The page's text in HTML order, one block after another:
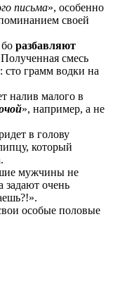
письма», особенно
своей
разбавляют
смесь
сто грамм водки на
налив малого в
», например, а не
в голову
который
мужчины не
очень
особые половые